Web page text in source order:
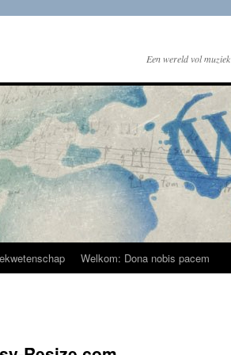
Een wereld vol muziek
Welkom: Dona nobis pacem